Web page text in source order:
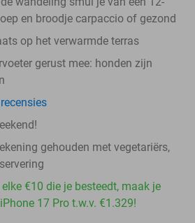
en broodje carpaccio of gezond
op het verwarmde terras
gerust mee: honden zijn
gehouden met vegetariërs,
€10 die je besteedt, maak je
17 Pro t.w.v. €1.329!